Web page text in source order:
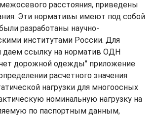
расстояния, приведены
Эти нормативы имеют под собой
разработаны научно-
институтами России. Для
даем ссылку на норматив ОДН
дорожной одежды" приложение
расчетного значения
нагрузки для многоосных
номинальную нагрузку на
по паспортным данным,